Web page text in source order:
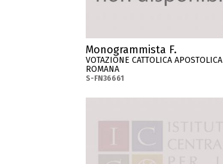
Monogrammista F.
VOTAZIONE CATTOLICA APOSTOLICA
ROMANA
S-FN36661